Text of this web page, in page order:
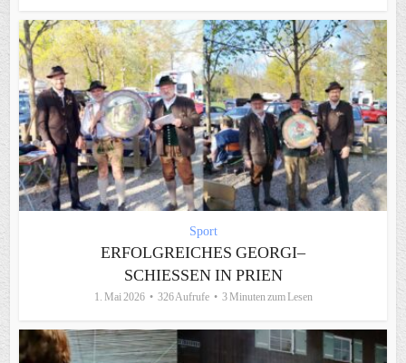
Sport
ERFOLGREICHES GEORGI–
SCHIESSEN IN PRIEN
1. Mai 2026 326 Aufrufe 3 Minuten zum Lesen